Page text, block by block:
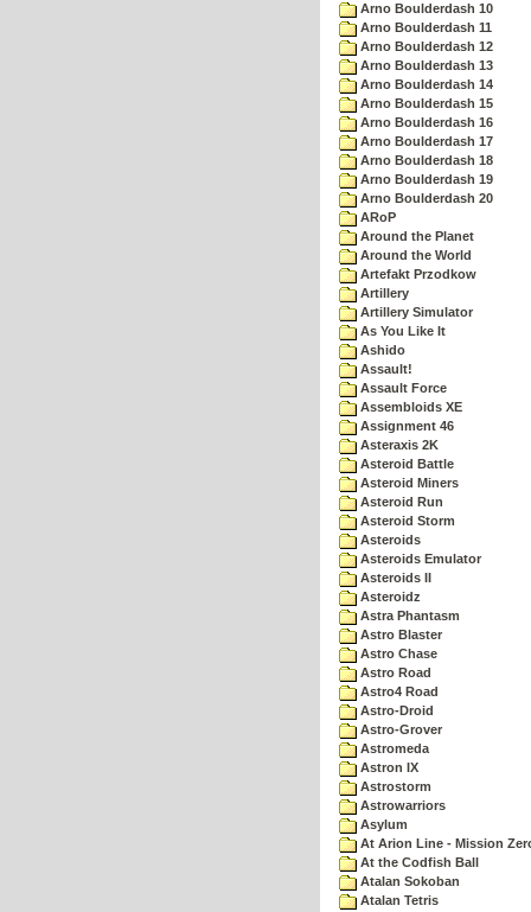
Arno Boulderdash 10
Arno Boulderdash 11
Arno Boulderdash 12
Arno Boulderdash 13
Arno Boulderdash 14
Arno Boulderdash 15
Arno Boulderdash 16
Arno Boulderdash 17
Arno Boulderdash 18
Arno Boulderdash 19
Arno Boulderdash 20
ARoP
Around the Planet
Around the World
Artefakt Przodkow
Artillery
Artillery Simulator
As You Like It
Ashido
Assault!
Assault Force
Assembloids XE
Assignment 46
Asteraxis 2K
Asteroid Battle
Asteroid Miners
Asteroid Run
Asteroid Storm
Asteroids
Asteroids Emulator
Asteroids II
Asteroidz
Astra Phantasm
Astro Blaster
Astro Chase
Astro Road
Astro4 Road
Astro-Droid
Astro-Grover
Astromeda
Astron IX
Astrostorm
Astrowarriors
Asylum
At Arion Line - Mission
At the Codfish Ball
Atalan Sokoban
Atalan Tetris